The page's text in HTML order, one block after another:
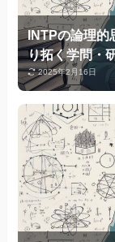
INTPの論理的
り拓く学問・
2025年2月16日